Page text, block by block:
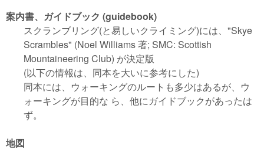
案内書、ガイドブック (guidebook)
スクランブリング(と易しいクライミング)には、"Skye
Scrambles" (Noel Williams 著; SMC: Scottish
Mountaineering Club) が決定版
(以下の情報は、同本を大いに参考にした)
同本には、ウォーキングのルートも多少はあるが、ウ
ォーキングが目的な ら、他にガイドブックがあったは
ず。
地図